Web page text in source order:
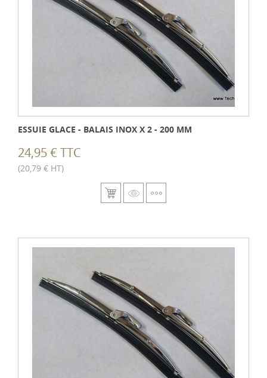
ESSUIE GLACE - BALAIS INOX X 2 - 200 MM
24,95 € TTC
(20,79 € HT)